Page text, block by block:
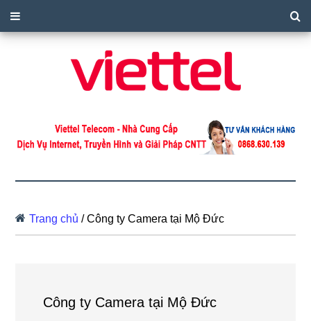
Trang chủ /Công ty Camera tại Mộ Đức
Công ty Camera tại Mộ Đức